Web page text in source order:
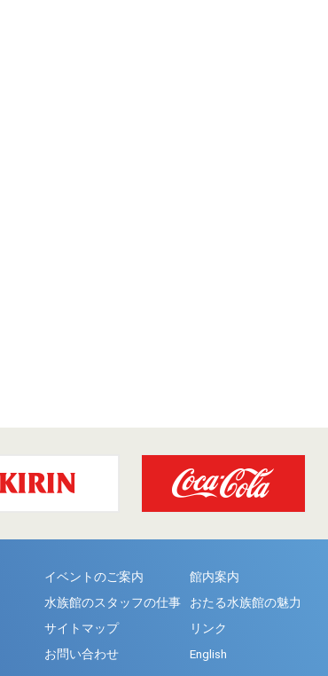
イベントのご案内
館内案内
水族館のスタッフの仕事
おたる水族館の魅力
サイトマップ
リンク
お問い合わせ
English